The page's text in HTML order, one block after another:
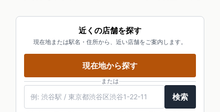
近くの店舗を探す
現在地または駅名・住所から、近い店舗をご案内します。
現在地から探す
または
検索